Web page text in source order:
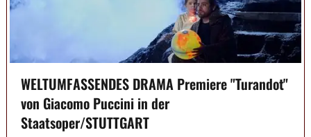
WELTUMFASSENDES DRAMA Premiere "Turandot"
von Giacomo Puccini in der
Staatsoper/STUTTGART